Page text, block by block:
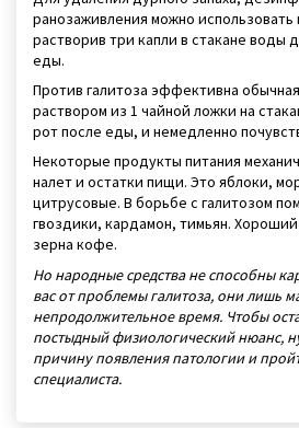
ранозаживления можно использовать
растворив три капли в стакане воды
еды.
Против галитоза эффективна
раствором из 1 чайной ложки на
рот после еды, и немедленно
Некоторые продукты питания
налет и остатки пищи. Это яблоки,
цитрусовые. В борьбе с галитозом
гвоздики, кардамон, тимьян.
зерна кофе.
Но народные средства не способны
вас от проблемы галитоза, они лишь
непродолжительное время. Чтобы
постыдный физиологический нюанс,
причину появления патологии и
специалиста.